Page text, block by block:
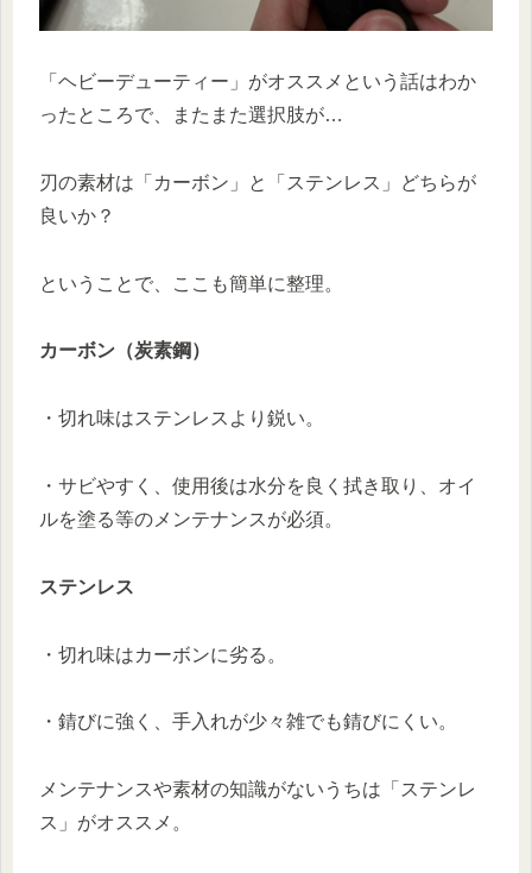
「ヘビーデューティー」がオススメという話はわか
ったところで、またまた選択肢が…
刃の素材は「カーボン」と「ステンレス」どちらが
良いか？
ということで、ここも簡単に整理。
カーボン（炭素鋼）
・切れ味はステンレスより鋭い。
・サビやすく、使用後は水分を良く拭き取り、オイ
ルを塗る等のメンテナンスが必須。
ステンレス
・切れ味はカーボンに劣る。
・錆びに強く、手入れが少々雑でも錆びにくい。
メンテナンスや素材の知識がないうちは「ステンレ
ス」がオススメ。